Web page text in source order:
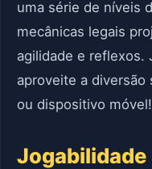
uma série de níveis
mecânicas legais
agilidade e reflexos.
aproveite a
ou dispositivo móvel!
Jogabilidade